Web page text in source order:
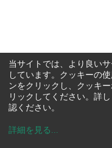
当サイトでは、より良い
しています。クッキーの
ンをクリックし、クッキ
リックしてください。詳
認ください。
詳細を見る ...